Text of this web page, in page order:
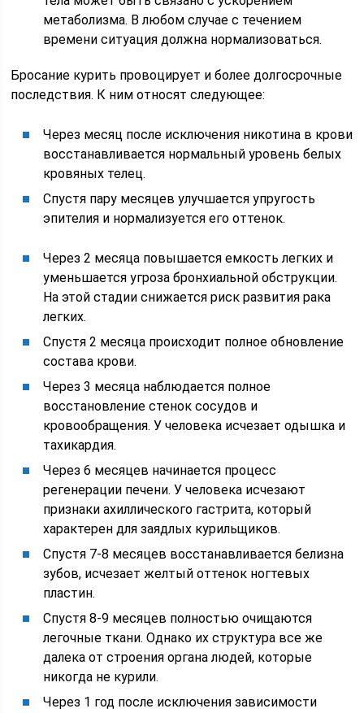
метаболизма. В любом случае с течением
времени ситуация должна нормализоваться.
Бросание курить провоцирует и более долгосрочные
последствия. К ним относят следующее:
Через месяц после исключения никотина в крови
восстанавливается нормальный уровень белых
кровяных телец.
Спустя пару месяцев улучшается упругость
эпителия и нормализуется его оттенок.
Через 2 месяца повышается емкость легких и
уменьшается угроза бронхиальной обструкции.
На этой стадии снижается риск развития рака
легких.
Спустя 2 месяца происходит полное обновление
состава крови.
Через 3 месяца наблюдается полное
восстановление стенок сосудов и
кровообращения. У человека исчезает одышка и
тахикардия.
Через 6 месяцев начинается процесс
регенерации печени. У человека исчезают
признаки ахиллического гастрита, который
характерен для заядлых курильщиков.
Спустя 7-8 месяцев восстанавливается белизна
зубов, исчезает желтый оттенок ногтевых
пластин.
Спустя 8-9 месяцев полностью очищаются
легочные ткани. Однако их структура все же
далека от строения органа людей, которые
никогда не курили.
Через 1 год после исключения зависимости